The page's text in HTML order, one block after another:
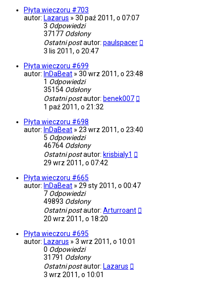
Płyta wieczoru #703
autor: Lazarus » 30 paź 2011, o 07:07
3 Odpowiedzi
37177 Odsłony
Ostatni postautor: paulspacer
3 lis 2011, o 20:47
Płyta wieczoru #699
autor: InDaBeat » 30 wrz 2011, o 23:48
1 Odpowiedzi
35154 Odsłony
Ostatni postautor: benek007
1 paź 2011, o 21:32
Płyta wieczoru #698
autor: InDaBeat » 23 wrz 2011, o 23:40
5 Odpowiedzi
46764 Odsłony
Ostatni postautor: krisbialy1
29 wrz 2011, o 07:42
Płyta wieczoru #665
autor: InDaBeat » 29 sty 2011, o 00:47
7 Odpowiedzi
49893 Odsłony
Ostatni postautor: Arturroant
20 wrz 2011, o 18:20
Płyta wieczoru #695
autor: Lazarus » 3 wrz 2011, o 10:01
0 Odpowiedzi
31791 Odsłony
Ostatni postautor: Lazarus
3 wrz 2011, o 10:01